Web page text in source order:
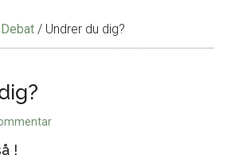
Debat / Undrer du dig?
!